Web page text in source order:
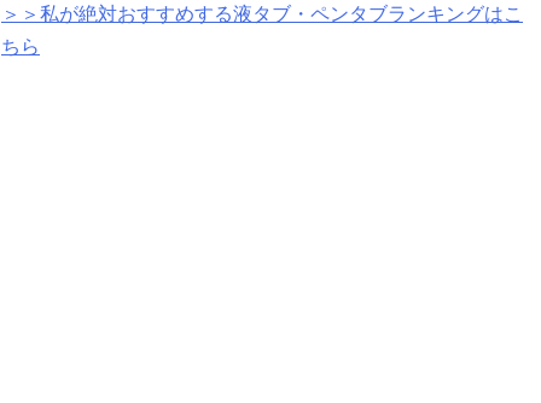
＞＞私が絶対おすすめする液タブ・ペンタブランキングはこ
ちら